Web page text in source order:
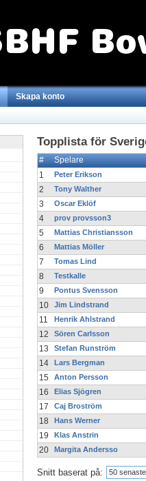
Skapa konto
Topplista för
#
Spelare
1
Peter Erikson
2 Tony Walther
3 Oscar Eklöf
4 prov provsson3
5 Mattias Christiansson
6 Mattias Möller
7 Tomas Lind
8 Testkalle
9 Pontus Svensson
10 Jim Lindstrand
11 Henrik Ahlstrand
12 Sören Carlsson
13 Stefan Runström
14 Lars Bergman
15 Anton Persson
16 Elias Sjögren
17 Caj Broström
18 Hans Werner
19 Klas Anstrin
20 Margita Andersso
Snitt baserat på: 50